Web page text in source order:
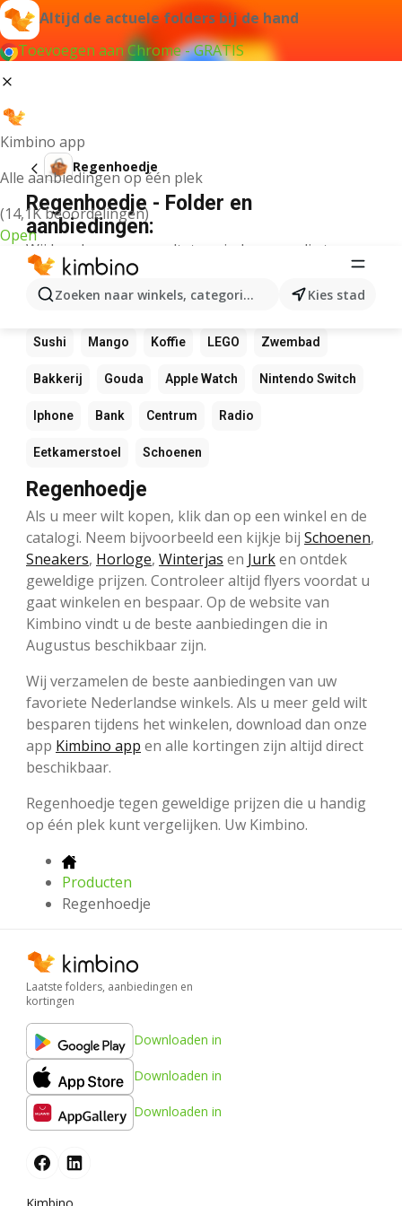
Altijd de actuele folders bij de hand
Toevoegen aan Chrome - GRATIS
Kimbino app
Alle aanbiedingen op één plek
(14,1K beoordelingen)
Open
Zoeken naar winkels, categorieën, producten...
Kies stad
Regenhoedje
Regenhoedje - Folder en
aanbiedingen:
Wij konden geen resultaten vinden voor die term.
Andere favoriete producten
NOS Rekenmachine Pizza
Sushi Mango Koffie LEGO Zwembad
Bakkerij Gouda Apple Watch Nintendo Switch
Iphone Bank Centrum Radio
Eetkamerstoel Schoenen
Regenhoedje
Als u meer wilt kopen, klik dan op een winkel en de
catalogi. Neem bijvoorbeeld een kijkje bij Schoenen,
Sneakers, Horloge, Winterjas en Jurken ontdek
geweldige prijzen. Controleer altijd flyers voordat u
gaat winkelen en bespaar. Op de website van
Kimbino vindt u de beste aanbiedingen die in
Augustus beschikbaar zijn.
Wij verzamelen de beste aanbiedingen van uw
favoriete Nederlandse winkels. Als u meer geld wilt
besparen tijdens het winkelen, download dan onze
app Kimbino app en alle kortingen zijn altijd direct
beschikbaar.
Regenhoedje tegen geweldige prijzen die u handig
op één plek kunt vergelijken. Uw Kimbino.
Producten
Regenhoedje
Laatste folders, aanbiedingen en
kortingen
Downloaden in
Downloaden in
Downloaden in